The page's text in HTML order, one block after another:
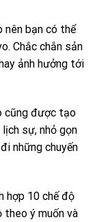
bạn có thể
Chắc chắn sản
ảnh hưởng tới
cũng được tạo
sự, nhỏ gọn
những chuyến
hợp 10 chế độ
theo ý muốn và